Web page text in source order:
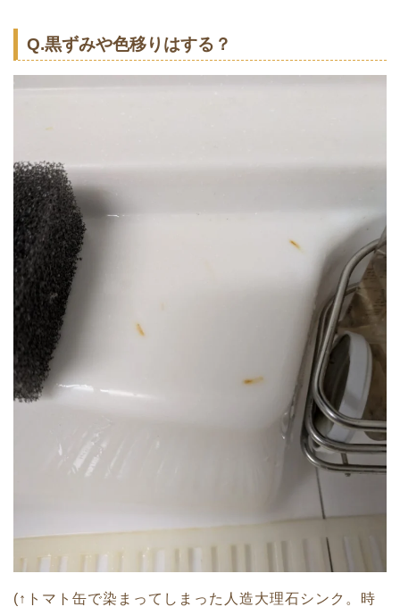
Q.黒ずみや色移りはする？
(↑トマト缶で染まってしまった人造大理石シンク。時